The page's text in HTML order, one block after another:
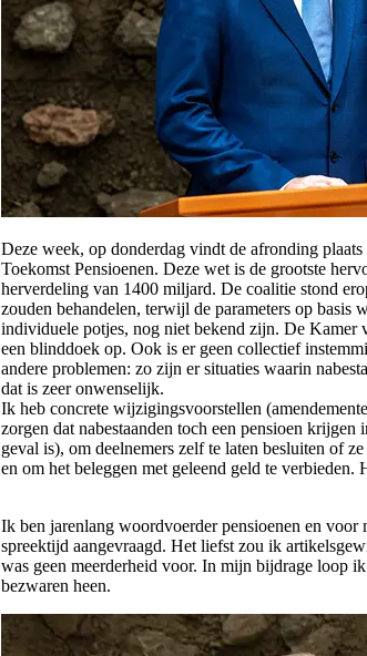
Deze week, op donderdag vindt de afronding
Toekomst Pensioenen. Deze wet is de grootste
herverdeling van 1400 miljard. De coalitie stond
zouden behandelen, terwijl de parameters op basis
individuele potjes, nog niet bekend zijn. De Kamer
een blinddoek op. Ook is er geen collectief
andere problemen: zo zijn er situaties waarin
dat is zeer onwenselijk.
Ik heb concrete wijzigingsvoorstellen
zorgen dat nabestaanden toch een pensioen
geval is), om deelnemers zelf te laten besluiten of
en om het beleggen met geleend geld te
Ik ben jarenlang woordvoerder pensioenen en
spreektijd aangevraagd. Het liefst zou ik
was geen meerderheid voor. In mijn bijdrage loop
bezwaren heen.